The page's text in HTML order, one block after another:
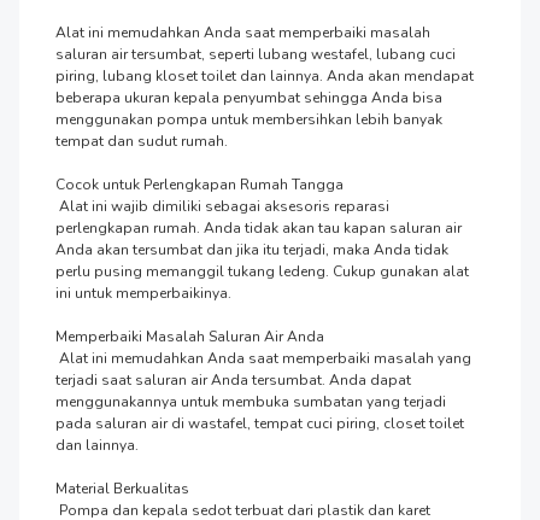
Alat ini memudahkan Anda saat memperbaiki masalah
saluran air tersumbat, seperti lubang westafel, lubang cuci
piring, lubang kloset toilet dan lainnya. Anda akan mendapat
beberapa ukuran kepala penyumbat sehingga Anda bisa
menggunakan pompa untuk membersihkan lebih banyak
tempat dan sudut rumah.
Cocok untuk Perlengkapan Rumah Tangga
perlengkapan rumah. Anda tidak akan tau kapan saluran air
Anda akan tersumbat dan jika itu terjadi, maka Anda tidak
perlu pusing memanggil tukang ledeng. Cukup gunakan alat
ini untuk memperbaikinya.
Memperbaiki Masalah Saluran Air Anda
terjadi saat saluran air Anda tersumbat. Anda dapat
menggunakannya untuk membuka sumbatan yang terjadi
pada saluran air di wastafel, tempat cuci piring, closet toilet
dan lainnya.
Material Berkualitas